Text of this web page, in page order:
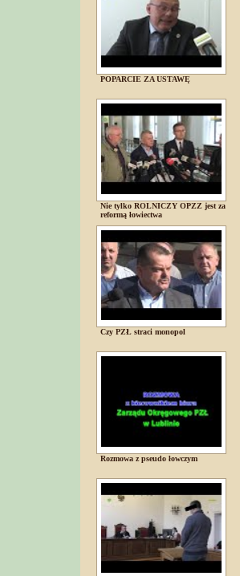
POPARCIE ZA USTAWĘ
Nie tylko ROLNICZY OPZZ jest za
reformą łowiectwa
Czy PZŁ straci monopol
Rozmowa z pseudo łowczym